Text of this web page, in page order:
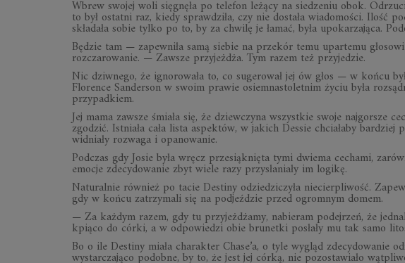
Wbrew swojej woli sięgnęła po telefon leżący na siedzeniu obok.
to był ostatni raz, kiedy sprawdziła, czy nie dostała wiadomości. Ilość
składała sobie tylko po to, by za chwilę je łamać, była upokarzająca.
Będzie tam — zapewniła samą siebie na przekór temu upartemu
rozczarowanie. — Zawsze przyjeżdża. Tym razem też przyjedzie.
Nic dziwnego, że ignorowała to, co sugerował jej ów głos — w końcu
Florence Sanderson w swoim prawie osiemnastoletnim życiu była
przypadkiem.
Jej mama zawsze śmiała się, że dziewczyna wszystkie swoje najgorsze
zgodzić. Istniała cała lista aspektów, w jakich Dessie chciałaby
widniały rozwaga i opanowanie.
Podczas gdy Josie była wręcz przesiąknięta tymi dwiema cechami,
emocje zdecydowanie zbyt wiele razy przysłaniały im logikę.
Naturalnie również po tacie Destiny odziedziczyła niecierpliwość.
gdy w końcu zatrzymali się na podjeździe przed ogromnym domem.
— Za każdym razem, gdy tu przyjeżdżamy, nabieram podejrzeń, że
kpiąco do córki, a w odpowiedzi obie brunetki posłały mu tak samo
Bo o ile Destiny miała charakter Chase’a, o tyle wygląd zdecydowanie
wystarczająco podobne, by to, że jest jej córką, nie pozostawiało